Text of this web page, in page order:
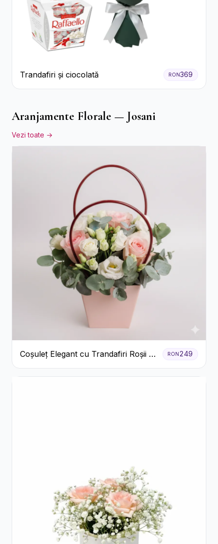
Trandafiri și ciocolată RON369
Aranjamente Florale — Josani
Vezi toate →
Coșuleț Elegant cu Trandafiri Roșii și
Lisianthus Alb
RON249